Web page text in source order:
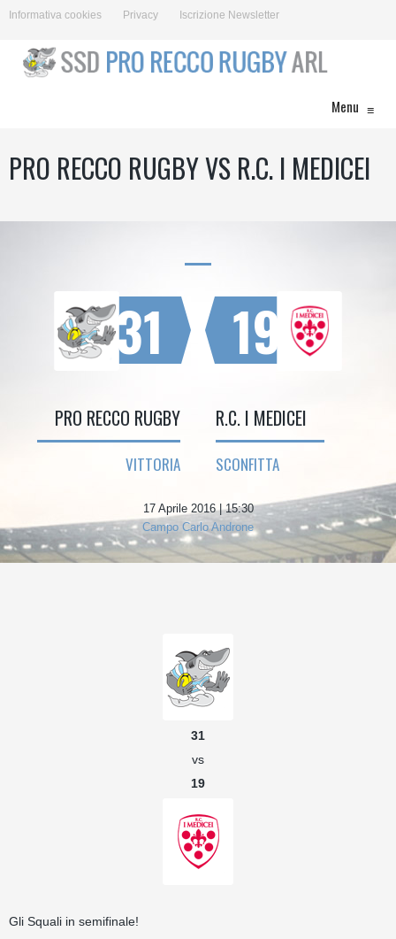
Informativa cookies Privacy Iscrizione Newsletter
Menu ≡
PRO RECCO RUGBY VS R.C. I MEDICEI
31
PRO RECCO RUGBY
VITTORIA
19
R.C. I MEDICEI
SCONFITTA
17 Aprile 2016 | 15:30
Campo Carlo Androne
31
vs
19
Gli Squali in semifinale!